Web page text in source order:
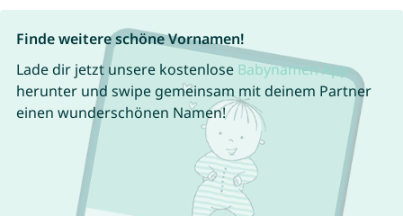
Finde weitere schöne Vornamen!
Lade dir jetzt unsere kostenlose Babynamen App
herunter und swipe gemeinsam mit deinem Partner
einen wunderschönen Namen!